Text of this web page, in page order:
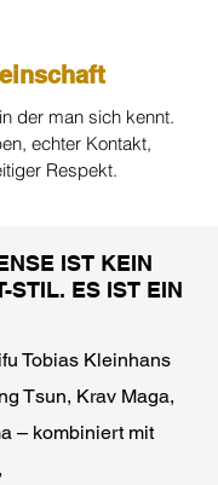
der man sich kennt.
echter Kontakt,
Respekt.
IST KEIN
STIL. ES IST EIN
Tobias Kleinhans
Tsun, Krav Maga,
– kombiniert mit